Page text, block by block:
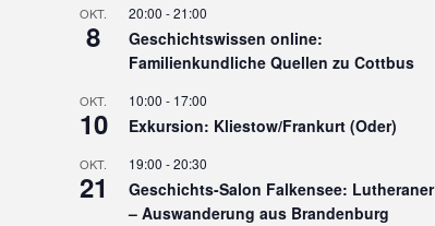
OKT.
8
20:00 -21:00
Geschichtswissen online:
Familienkundliche Quellen zu Cottbus
OKT.
10
10:00 - 17:00
Exkursion: Kliestow/Frankurt (Oder)
OKT.
21
19:00 -20:30
Geschichts-Salon Falkensee: Lutheraner
– Auswanderung aus Brandenburg